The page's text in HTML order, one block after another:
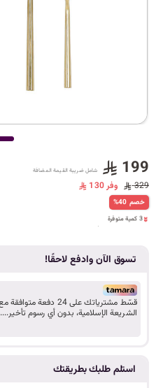
199 شامل ضريبة القيمة المضافة
329 وفر 130
%40 خصم
3 كمية متوفرة
15 مشاهدة مؤخراً
3 كمية متوفرة
تسوق الآن وادفع لاحقًا!
قسّط مشترياتك على 24 دفعة متوافقة مع
الشريعة الإسلامية، بدون أي رسوم تأخير.....
استلم طلبك بطريقتك